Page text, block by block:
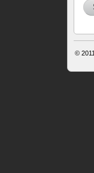
© 2011